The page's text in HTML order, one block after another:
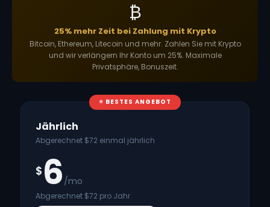
₿
25% mehr Zeit bei Zahlung mit Krypto
Bitcoin, Ethereum, Litecoin und mehr. Zahlen Sie mit Krypto
und wir verlängern Ihr Konto um 25%. Maximale
Privatsphäre, Bonuszeit.
⭐ BESTES ANGEBOT
Jährlich
Abgerechnet $72 einmal jährlich
$ 6 /mo
Abgerechnet $72 pro Jahr